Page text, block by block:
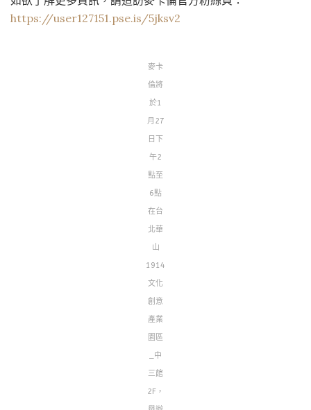
https://user127151.pse.is/5jksv2
麥卡
倫將
於1
月27
日下
午2
點至
6點
在台
北華
山
1914
文化
創意
產業
園區
_中
三館
2F，